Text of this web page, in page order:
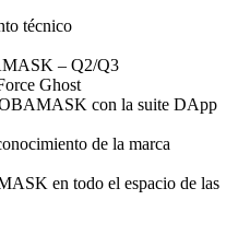
técnico
– Q2/Q3
Ghost
con la suite DApp
de la marca
en todo el espacio de las